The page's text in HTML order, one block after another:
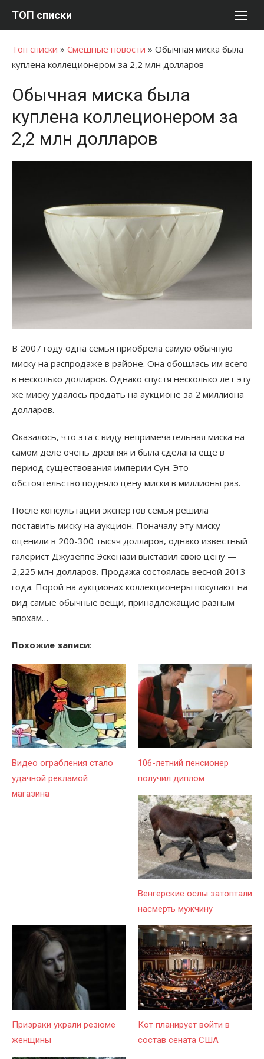
ТОП списки
Топ списки » Смешные новости » Обычная миска была
куплена коллеционером за 2,2 млн долларов
Обычная миска была
куплена коллеционером за
2,2 млн долларов
В 2007 году одна семья приобрела самую обычную
миску на распродаже в районе. Она обошлась им всего
в несколько долларов. Однако спустя несколько лет эту
же миску удалось продать на аукционе за 2 миллиона
долларов.
Оказалось, что эта с виду непримечательная миска на
самом деле очень древняя и была сделана еще в
период существования империи Сун. Это
обстоятельство подняло цену миски в миллионы раз.
После консультации экспертов семья решила
поставить миску на аукцион. Поначалу эту миску
оценили в 200-300 тысяч долларов, однако известный
галерист Джузеппе Эскенази выставил свою цену —
2,225 млн долларов. Продажа состоялась весной 2013
года. Порой на аукционах коллекционеры покупают на
вид самые обычные вещи, принадлежащие разным
эпохам…
Похожие записи:
Видео ограбления стало
удачной рекламой
магазина
106-летний пенсионер
получил диплом
Венгерские ослы затоптали
насмерть мужчину
Призраки украли резюме
женщины
Кот планирует войти в
состав сената США